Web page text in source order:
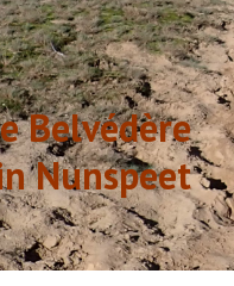
Belvédère
Nunspeet